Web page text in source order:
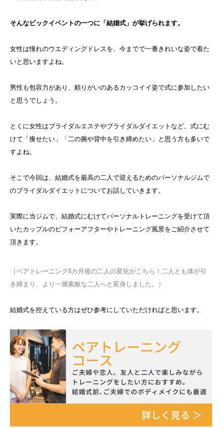
そんなビックイベントの一つに「結婚式」が挙げられます。
女性は憧れのウエディングドレスを、今までで一番きれいな姿で着た
いと思いますよね。
男性も包容力があり、頼りがいのあるカッコイイ姿で式に参加したい
と思うでしょう。
とくに女性はブライダルエステやブライダルダイエットなど、式にむ
けて「痩せたい」「二の腕や背中を引き締めたい」と思う方も多いで
すよね。
そこで今回は、結婚式を最高の二人で迎えるためのパーソナルジムで
のブライダルダイエットについてお話していきます。
実際に当ジムで、結婚式にむけてパーソナルトレーニングを受けて頂
いたカップルのビフォーアフターやトレーニング風景をご紹介させて
頂きます。
（ペアトレーニング4カ月後の二人の変化がこちら！二人とも体が引
き締まり、より一層素敵な二人へと変身しました。）
結婚式を控えている方はぜひ参考にしていただければと思います。